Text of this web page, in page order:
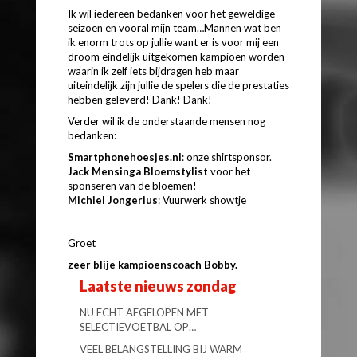
Ik wil iedereen bedanken voor het geweldige
seizoen en vooral mijn team…Mannen wat ben
ik enorm trots op jullie want er is voor mij een
droom eindelijk uitgekomen kampioen worden
waarin ik zelf iets bijdragen heb maar
uiteindelijk zijn jullie de spelers die de prestaties
hebben geleverd! Dank! Dank!
Verder wil ik de onderstaande mensen nog
bedanken:
Smartphonehoesjes.nl: onze shirtsponsor.
Jack Mensinga Bloemstylist voor het
sponseren van de bloemen!
Michiel Jongerius: Vuurwerk showtje
Groet
zeer blije kampioenscoach Bobby.
Laatste nieuws zondag
NU ECHT AFGELOPEN MET
SELECTIEVOETBAL OP…
VEEL BELANGSTELLING BIJ WARM